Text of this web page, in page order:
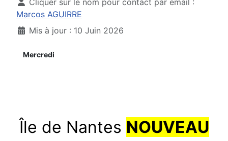
Cliquer sur le nom pour contact par email :
Marcos AGUIRRE
Mis à jour : 10 Juin 2026
Mercredi
Île de Nantes NOUVEAU